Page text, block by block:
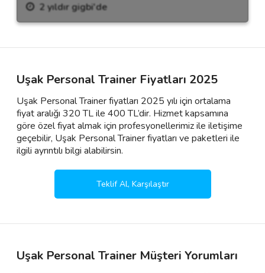
2 yıldır gigbi'de
Uşak Personal Trainer Fiyatları 2025
Uşak Personal Trainer fiyatları 2025 yılı için ortalama
fiyat aralığı 320 TL ile 400 TL’dir. Hizmet kapsamına
göre özel fiyat almak için profesyonellerimiz ile iletişime
geçebilir, Uşak Personal Trainer fiyatları ve paketleri ile
ilgili ayrıntılı bilgi alabilirsin.
Teklif Al, Karşılaştır
Uşak Personal Trainer Müşteri Yorumları